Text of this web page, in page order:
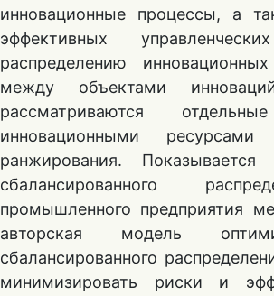
инновационные процессы, а
эффективных
распределению
между объектами
рассматриваются
инновационными
ранжирования. Показывается
сбалансированного
промышленного предприятия
авторская модель
сбалансированного
минимизировать риски и